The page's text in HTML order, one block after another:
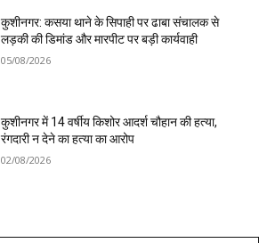
कुशीनगर: कसया थाने के सिपाही पर ढाबा संचालक से
लड़की की डिमांड और मारपीट पर बड़ी कार्यवाही
05/08/2026
कुशीनगर में 14 वर्षीय किशोर आदर्श चौहान की हत्या,
रंगदारी न देने का हत्या का आरोप
02/08/2026